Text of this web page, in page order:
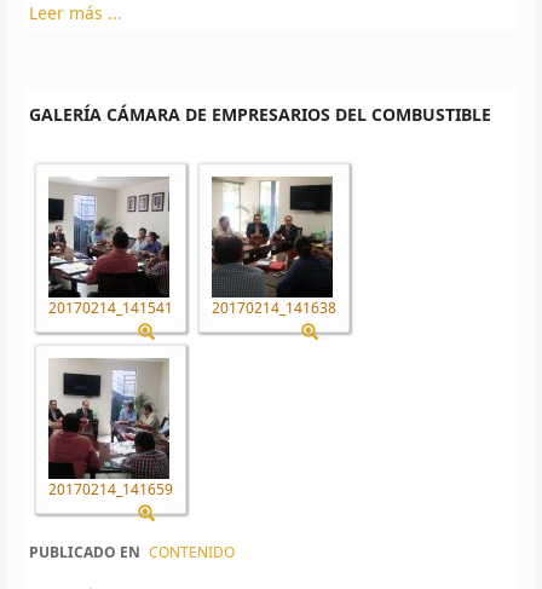
Leer más ...
GALERÍA CÁMARA DE EMPRESARIOS DEL COMBUSTIBLE
20170214_141541 20170214_141638
20170214_141659
PUBLICADO EN CONTENIDO